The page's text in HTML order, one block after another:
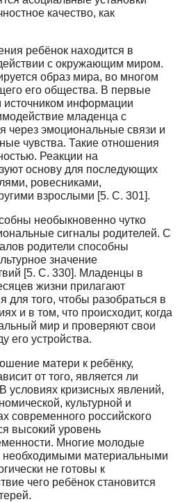
качество, как
ребёнок находится в
с окружающим миром.
образ мира, во многом
его общества. В первые
источником информации
младенца с
через эмоциональные связи и
чувства. Такие отношения
Реакции на
основу для последующих
ровесниками,
взрослыми [5. С. 301].
необыкновенно чутко
сигналы родителей. С
родители способны
значение
[5. С. 330]. Младенцы в
жизни прилагают
для того, чтобы разобраться в
и в том, что происходит, когда
мир и проверяют свои
его устройства.
матери к ребёнку,
от того, является ли
условиях кризисных явлений,
культурной и
современного российского
высокий уровень
Многие молодые
необходимыми материальными
не готовы к
чего ребёнок становится